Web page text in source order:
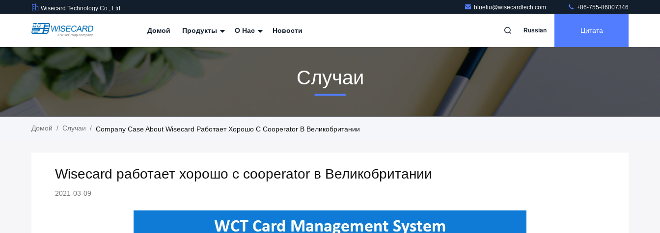
Wisecard Technology Co., Ltd. blueliu@wisecardtech.com +86-755-86007346
Домой Продукты О Нас Новости Russian Цитата
Случаи
Домой / Случаи / Company Case About Wisecard Работает Хорошо С Cooperator В Великобритании
Wisecard работает хорошо с cooperator в Великобритании
2021-03-09